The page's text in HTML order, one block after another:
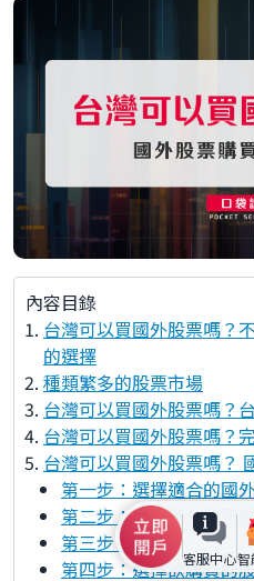
客服中心智
內容目錄
台灣可以買國外股票嗎？
的選擇
種類繁多的股票市場
台灣可以買國外股票嗎？
台灣可以買國外股票嗎？
台灣可以買國外股票嗎？
第一步：選擇適合的國
第二步：開立海外股票
第三步：入金
第四步：選擇欲購買的